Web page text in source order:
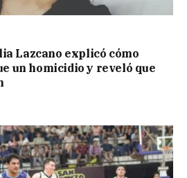
Lazcano explicó cómo
un homicidio y reveló que